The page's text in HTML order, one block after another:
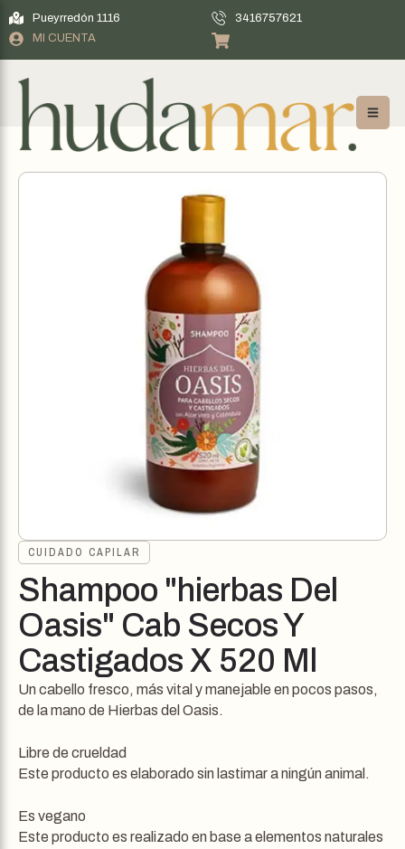
Pueyrredón 1116
3416757621
MI CUENTA
CUIDADO CAPILAR
Shampoo "hierbas Del
Oasis" Cab Secos Y
Castigados X 520 Ml
Un cabello fresco, más vital y manejable en pocos pasos,
de la mano de Hierbas del Oasis.
Libre de crueldad
Este producto es elaborado sin lastimar a ningún animal.
Es vegano
Este producto es realizado en base a elementos naturales